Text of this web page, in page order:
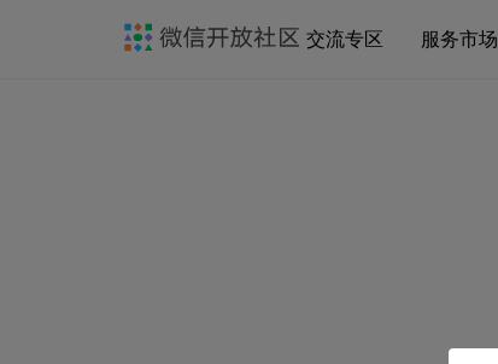
交流专区 服务市场